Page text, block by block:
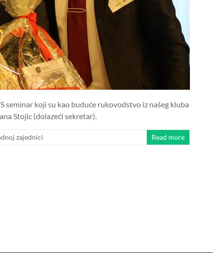
seminar koji su kao buduće rukovodstvo iz našeg kluba
Stojic (dolazeći sekretar).
zajednici Read more